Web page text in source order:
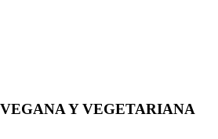
Y VEGETARIANA